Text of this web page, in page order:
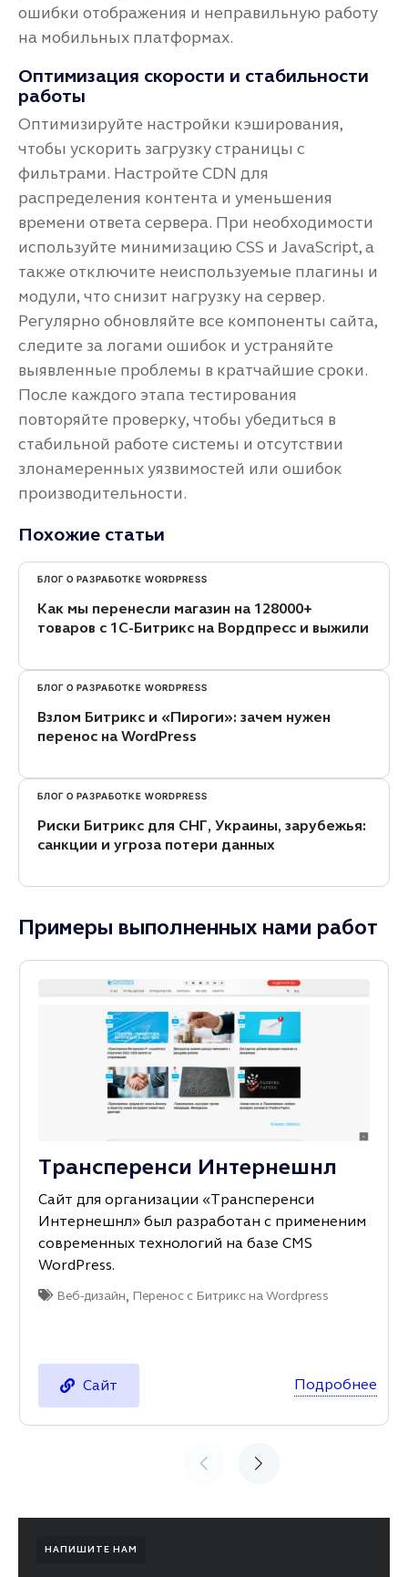
ошибки отображения и неправильную работу
на мобильных платформах.
Оптимизация скорости и стабильности
работы
Оптимизируйте настройки кэширования,
чтобы ускорить загрузку страницы с
фильтрами. Настройте CDN для
распределения контента и уменьшения
времени ответа сервера. При необходимости
используйте минимизацию CSS и JavaScript, а
также отключите неиспользуемые плагины и
модули, что снизит нагрузку на сервер.
Регулярно обновляйте все компоненты сайта,
следите за логами ошибок и устраняйте
выявленные проблемы в кратчайшие сроки.
После каждого этапа тестирования
повторяйте проверку, чтобы убедиться в
стабильной работе системы и отсутствии
злонамеренных уязвимостей или ошибок
производительности.
Похожие статьи
БЛОГ О РАЗРАБОТКЕ WORDPRESS
Как мы перенесли магазин на 128000+
товаров с 1С-Битрикс на Вордпресс и выжили
БЛОГ О РАЗРАБОТКЕ WORDPRESS
Взлом Битрикс и «Пироги»: зачем нужен
перенос на WordPress
БЛОГ О РАЗРАБОТКЕ WORDPRESS
Риски Битрикс для СНГ, Украины, зарубежья:
санкции и угроза потери данных
Примеры выполненных нами работ
Трансперенси Интернешнл
Сайт для организации «Трансперенси
Интернешнл» был разработан с примененим
современных технологий на базе CMS
WordPress.
Веб-дизайн, Перенос с Битрикс на Wordpress
Сайт Подробнее
НАПИШИТЕ НАМ